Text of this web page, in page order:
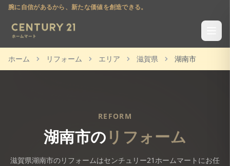
腕に自信があるから、新たな価値を創造できる。
ホーム リフォーム エリア 滋賀県 湖南市
REFORM
湖南市の リフォーム
滋賀県湖南市のリフォームはセンチュリー21ホームマートにお任